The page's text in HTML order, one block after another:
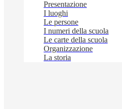
Presentazione
I luoghi
Le persone
I numeri della scuola
Le carte della scuola
Organizzazione
La storia